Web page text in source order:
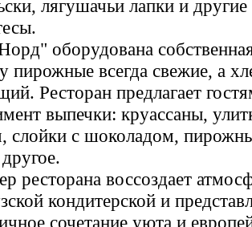
лягушачьи лапки и
оборудована
пирожные всегда свежие, а
Ресторан предлагает
выпечки: круассаны,
слойки с шоколадом,
ресторана воссоздает
кондитерской и
сочетание уюта и